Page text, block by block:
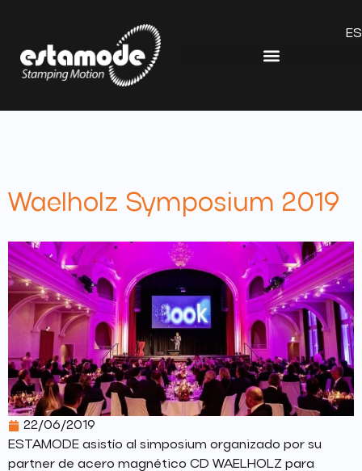
ES
Waelholz Symposium 2019
22/06/2019
ESTAMODE asistío al simposium organizado por su
partner de acero magnético CD WAELHOLZ para